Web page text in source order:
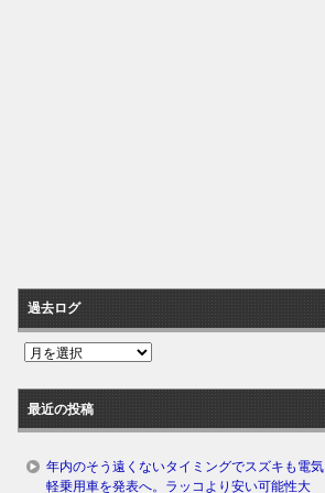
過去ログ
過
ロ
グ
最近の投稿
年内のそう遠くないタイミングでスズキも電気
軽乗用車を発表へ。ラッコより安い可能性大